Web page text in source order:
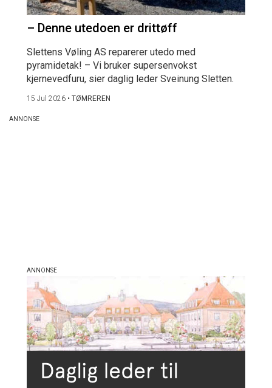
– Denne utedoen er drittøff
Slettens Vøling AS reparerer utedo med
pyramidetak! – Vi bruker supersenvokst
kjernevedfuru, sier daglig leder Sveinung Sletten.
15 Jul 2026 • TØMREREN